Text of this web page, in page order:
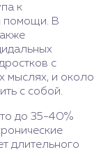
к
помощи. В
с
мыслях, и около
с собой.
до 35-40%
длительного